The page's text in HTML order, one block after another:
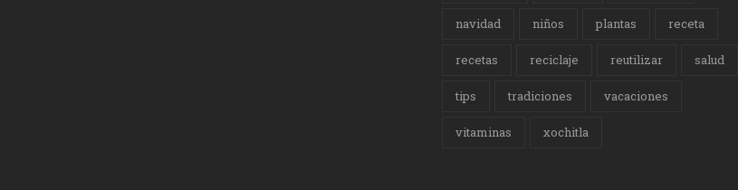
navidad niños plantas receta
recetas reciclaje reutilizar salud
tips tradiciones vacaciones
vitaminas xochitla